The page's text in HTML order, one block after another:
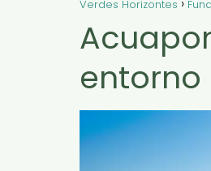
Verdes Horizontes
entorno